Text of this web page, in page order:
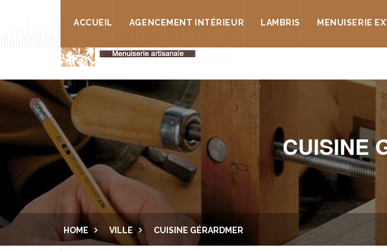
ACCUEIL AGENCEMENT INTÉRIEUR LAMBRIS MENUISERIE
CUISINE
HOME VILLE CUISINE GÉRARDMER